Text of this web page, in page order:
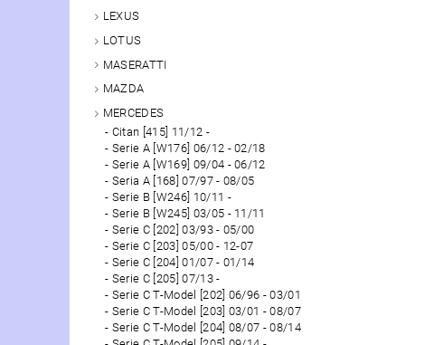
LEXUS
LOTUS
MASERATTI
MAZDA
MERCEDES
Citan [415] 11/12 -
Serie A [W176] 06/12 - 02/18
Serie A [W169] 09/04 - 06/12
Seria A [168] 07/97 - 08/05
Serie B [W246] 10/11 -
Serie B [W245] 03/05 - 11/11
Serie C [202] 03/93 - 05/00
Serie C [203] 05/00 - 12-07
Serie C [204] 01/07 - 01/14
Serie C [205] 07/13 -
Serie C T-Model [202] 06/96 - 03/01
Serie C T-Model [203] 03/01 - 08/07
Serie C T-Model [204] 08/07 - 08/14